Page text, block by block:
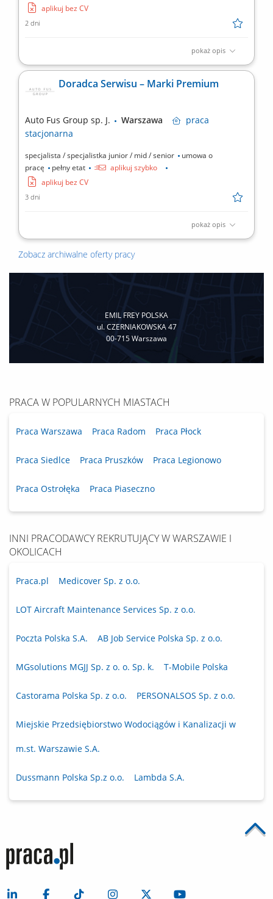
aplikuj bez CV
2 dni
pokaż opis
Pasjonują Cię samochody z napędem 4x4, doradztwo i praca z
Samochodów Terenowych. W tej roli będziesz wspierać klientów
Doradca Serwisu – Marki Premium
Auto Fus Group sp. J. Warszawa
praca
stacjonarna
specjalista / specjalistka junior / mid / senior
umowa o
pracę
pełny etat
aplikuj szybko
aplikuj bez CV
3 dni
pokaż opis
Zapraszamy do zespołu tworzącego nowoczesny serwis marek
premium, gdzie profesjonalizm, dbałość o detale i pasja do
motoryzacji wyznaczają standard codziennej pracy. Jeśli
posiadasz doświadczenie w obsłudze Klienta i chcesz rozwijać
swoją karierę w prestiżowym środowisku – czekamy...
Zobacz archiwalne oferty pracy
EMIL FREY POLSKA
ul. CZERNIAKOWSKA 47
00-715 Warszawa
PRACA W POPULARNYCH MIASTACH
Praca Warszawa Praca Radom Praca Płock
Praca Siedlce Praca Pruszków Praca Legionowo
Praca Ostrołęka Praca Piaseczno
INNI PRACODAWCY REKRUTUJĄCY W WARSZAWIE I
OKOLICACH
Praca.pl Medicover Sp. z o.o.
LOT Aircraft Maintenance Services Sp. z o.o.
Poczta Polska S.A. AB Job Service Polska Sp. z o.o.
MGsolutions MGJJ Sp. z o. o. Sp. k. T-Mobile Polska
Castorama Polska Sp. z o.o. PERSONALSOS Sp. z o.o.
Miejskie Przedsiębiorstwo Wodociągów i Kanalizacji w
m.st. Warszawie S.A.
Dussmann Polska Sp.z o.o. Lambda S.A.